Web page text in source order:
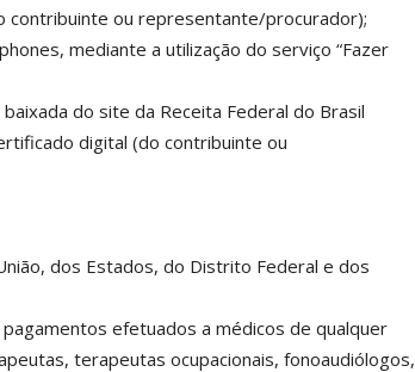
contribuinte ou representante/procurador);
mediante a utilização do serviço “Fazer
do site da Receita Federal do Brasil
digital (do contribuinte ou
dos Estados, do Distrito Federal e dos
efetuados a médicos de qualquer
terapeutas ocupacionais, fonoaudiólogos,